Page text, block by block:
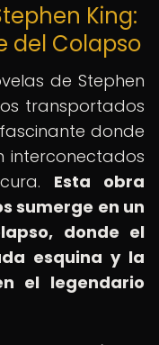
King:
del Colapso
de Stephen
transportados
donde
interconectados
Esta obra
sumerge en un
donde el
esquina y la
el legendario